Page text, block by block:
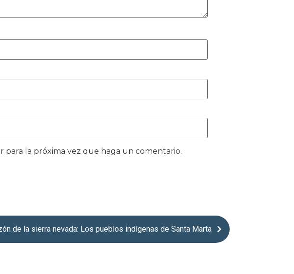
la próxima vez que haga un comentario.
de la sierra nevada: Los pueblos indígenas de Santa Marta